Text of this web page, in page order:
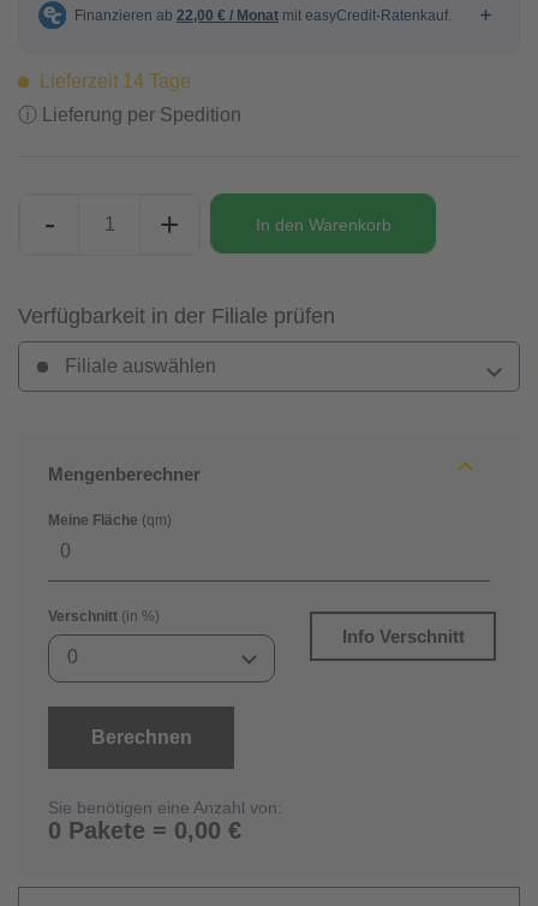
Lieferzeit 14 Tage
ⓘ Lieferung per Spedition
- + In den Warenkorb
Verfügbarkeit in der Filiale prüfen
Filiale auswählen
Mengenberechner
Meine Fläche (qm)
Verschnitt (in %)
0
Info Verschnitt
Berechnen
Sie benötigen eine Anzahl von:
0 Pakete = 0,00 €